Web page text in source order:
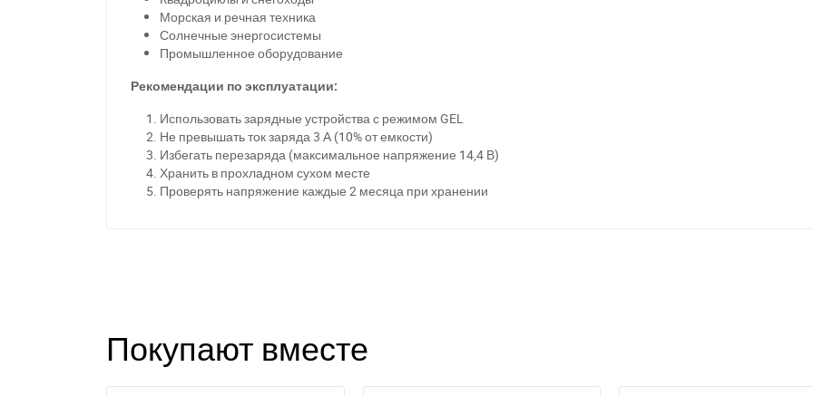
Морская и речная техника
Солнечные энергосистемы
Промышленное оборудование
Рекомендации по эксплуатации:
Использовать зарядные устройства с режимом GEL
Не превышать ток заряда 3 А (10% от емкости)
Избегать перезаряда (максимальное напряжение 14,4 В)
Хранить в прохладном сухом месте
Проверять напряжение каждые 2 месяца при хранении
Покупают вместе